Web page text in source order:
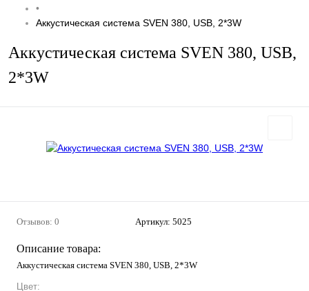
•
Аккустическая система SVEN 380, USB, 2*3W
Аккустическая система SVEN 380, USB,
2*3W
Отзывов: 0 Артикул: 5025
Описание товара:
Аккустическая система SVEN 380, USB, 2*3W
Цвет: